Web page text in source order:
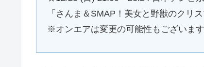
「さんま＆SMAP！美女と野獣のクリス
※オンエアは変更の可能性もございま